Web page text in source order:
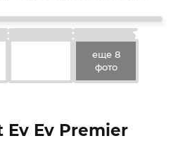
еще 8
фото
Ev Premier